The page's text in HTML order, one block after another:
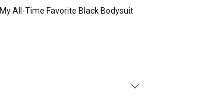
My All-Time Favorite Black Bodysuit